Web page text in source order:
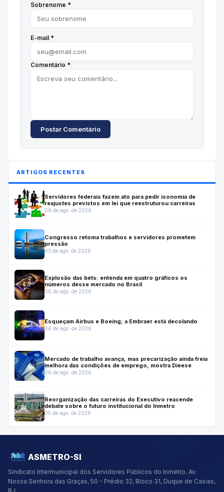
Sobrenome *
E-mail *
Comentário *
Postar Comentário
ARTIGOS RECENTES
Servidores federais fazem ato para pedir isonomia de
reajustes previstos em lei que reestruturou carreiras
06 de ago. de 2026
Congresso retoma trabalhos e servidores prometem
pressão
03 de ago. de 2026
Explosão das bets: entenda em quatro gráficos os
números desse mercado no Brasil
06 de ago. de 2026
Esqueçam Airbus e Boeing; a Embraer está decolando
06 de ago. de 2026
Mercado de trabalho avança, mas precarização ainda freia
melhora das condições de emprego, mostra Dieese
06 de ago. de 2026
Reorganização das carreiras do Executivo reacende
debate sobre o futuro institucional do Inmetro
05 de ago. de 2026
ASMETRO-SI
Sindicato Intermunicipal dos Servidores Públicos do Inmetro. Av.
Nossa Senhora das Graças, 50 - Prédio 32, Bloco 31, Duque de Caxias,